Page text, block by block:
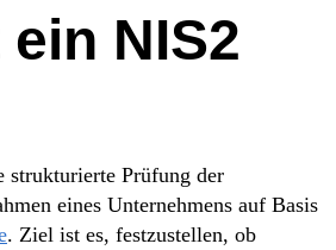
NIS2
Prüfung der
eines Unternehmens auf Basis
. Ziel ist es, festzustellen, ob